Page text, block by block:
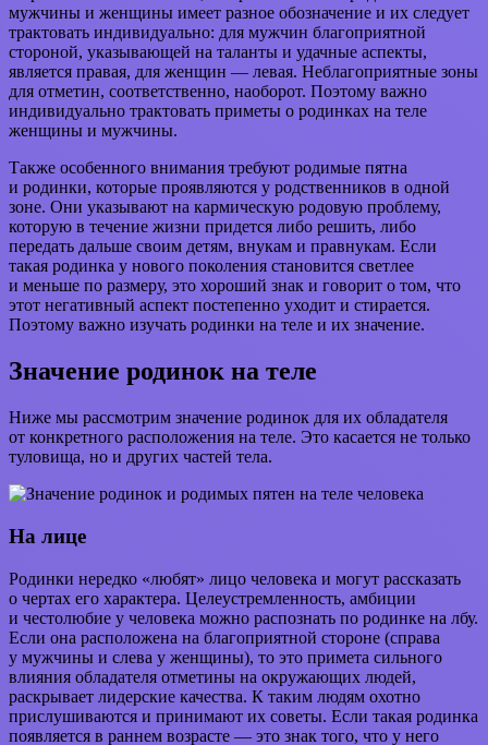
мужчины и женщины имеет разное обозначение и их следует
трактовать индивидуально: для мужчин благоприятной
стороной, указывающей на таланты и удачные аспекты,
является правая, для женщин — левая. Неблагоприятные зоны
для отметин, соответственно, наоборот. Поэтому важно
индивидуально трактовать приметы о родинках на теле
женщины и мужчины.
Также особенного внимания требуют родимые пятна
и родинки, которые проявляются у родственников в одной
зоне. Они указывают на кармическую родовую проблему,
которую в течение жизни придется либо решить, либо
передать дальше своим детям, внукам и правнукам. Если
такая родинка у нового поколения становится светлее
и меньше по размеру, это хороший знак и говорит о том, что
этот негативный аспект постепенно уходит и стирается.
Поэтому важно изучать родинки на теле и их значение.
Значение родинок на теле
Ниже мы рассмотрим значение родинок для их обладателя
от конкретного расположения на теле. Это касается не только
туловища, но и других частей тела.
На лице
Родинки нередко «любят» лицо человека и могут рассказать
о чертах его характера. Целеустремленность, амбиции
и честолюбие у человека можно распознать по родинке на лбу.
Если она расположена на благоприятной стороне (справа
у мужчины и слева у женщины), то это примета сильного
влияния обладателя отметины на окружающих людей,
раскрывает лидерские качества. К таким людям охотно
прислушиваются и принимают их советы. Если такая родинка
появляется в раннем возрасте — это знак того, что у него